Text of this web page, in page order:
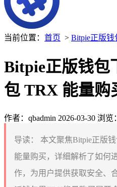
当前位置： 首页 > Bitpie正版钱
Bitpie正版钱包
包 TRX 能量购
作者：qbadmin 2026-03-30 浏览
导读：
本文聚焦Bitpie正版
能量购买，详细解析了如何
作，为用户提供获取安全、